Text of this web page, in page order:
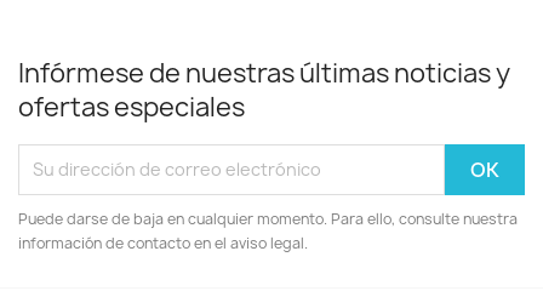
Infórmese de nuestras últimas noticias y
ofertas especiales
Puede darse de baja en cualquier momento. Para ello, consulte nuestra
información de contacto en el aviso legal.